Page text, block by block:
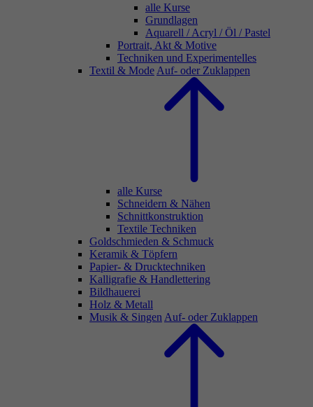
alle Kurse
Grundlagen
Aquarell / Acryl / Öl / Pastel
Portrait, Akt & Motive
Techniken und Experimentelles
Textil & Mode Auf- oder Zuklappen
alle Kurse
Schneidern & Nähen
Schnittkonstruktion
Textile Techniken
Goldschmieden & Schmuck
Keramik & Töpfern
Papier- & Drucktechniken
Kalligrafie & Handlettering
Bildhauerei
Holz & Metall
Musik & Singen Auf- oder Zuklappen